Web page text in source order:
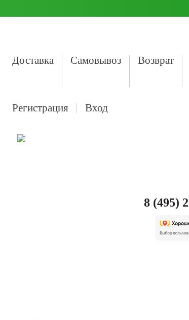
Доставка Самовывоз Возврат
Регистрация Вход
8 (495)